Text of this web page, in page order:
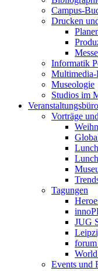
Campus-
Drucken
Informatik
Multimedia-
Museologie
Studios im
Veranstaltungsbüro
Vorträge
Tagungen
JUG
Events und